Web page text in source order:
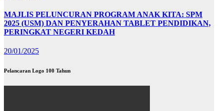
MAJLIS PELUNCURAN PROGRAM ANAK KITA: SPM
2025 (USM) DAN PENYERAHAN TABLET PENDIDIKAN,
PERINGKAT NEGERI KEDAH
20/01/2025
Pelancaran Logo 100 Tahun